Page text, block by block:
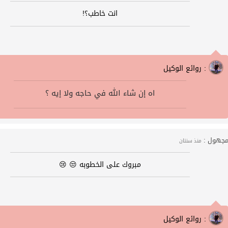
انت خاطب؟!
روائع الوكيل :
اه إن شاء الله في حاجه ولا إيه ؟
مجهول : منذ سنتان
مبروك على الخطوبه 😒 😢
روائع الوكيل :